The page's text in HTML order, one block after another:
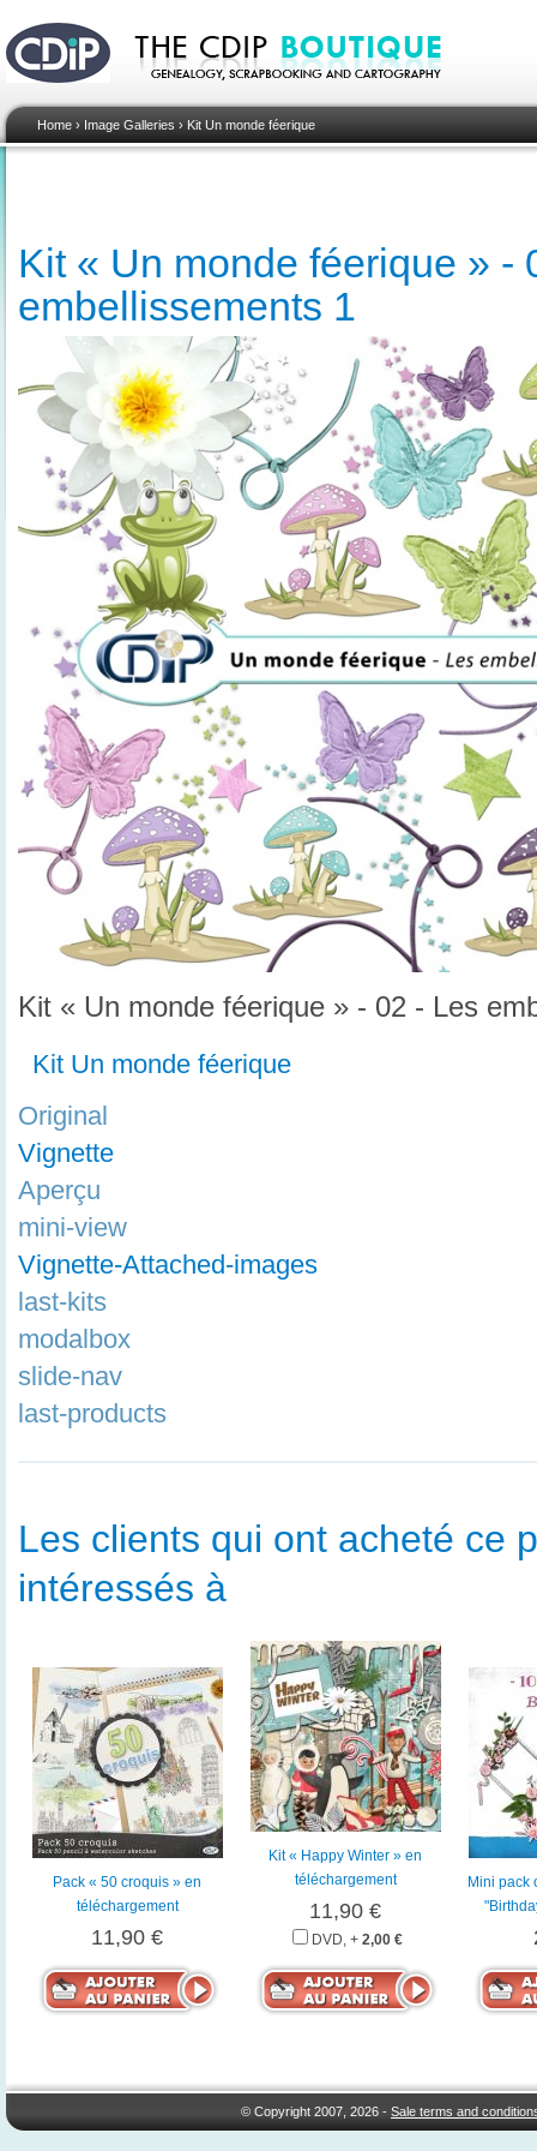
Home › Image Galleries › Kit Un monde féerique
Kit « Un monde féerique » -
embellissements 1
Kit « Un monde féerique » - 02 - Les
Kit Un monde féerique
Original
Vignette
Aperçu
mini-view
Vignette-Attached-images
last-kits
modalbox
slide-nav
last-products
Les clients qui ont acheté ce
intéressés à
Pack « 50 croquis » en
téléchargement
11,90 €
Kit « Happy Winter » en
téléchargement
11,90 €
DVD, + 2,00 €
Mini pack
© Copyright 2007, 2026 -Sale terms and